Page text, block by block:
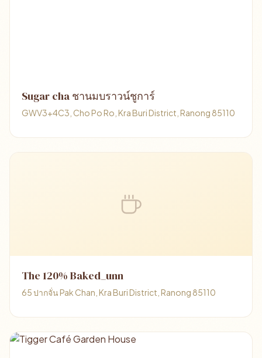
Sugar cha ชานมบราวน์ชูการ์
GWV3+4C3, Cho Po Ro, Kra Buri District, Ranong 85110
The 120% Baked_unn
65 ปากจั่น Pak Chan, Kra Buri District, Ranong 85110